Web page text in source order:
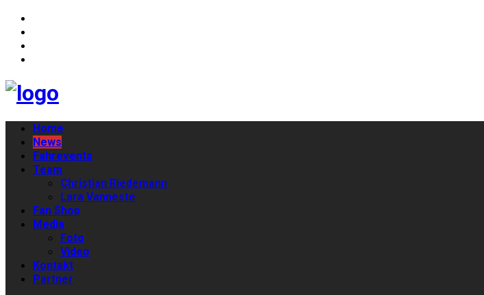
Home
News
Fahrevents
Team
Christian Riedemann
Lara Vanneste
Fan Shop
Media
Foto
Video
Kontakt
Partner